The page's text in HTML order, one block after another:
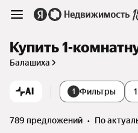
Купить 1-
Балашиха
AI 1 Фильтры
789 предложений •
по